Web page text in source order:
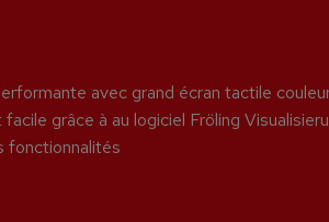
avec grand écran tactile
grâce à au logiciel Fröling
fonctionnalités